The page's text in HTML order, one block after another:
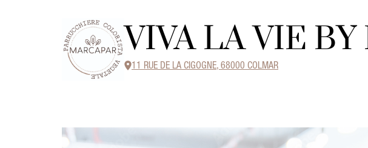
VIVA LA VIE
11 RUE DE LA CIGOGNE, 68000 COLMAR